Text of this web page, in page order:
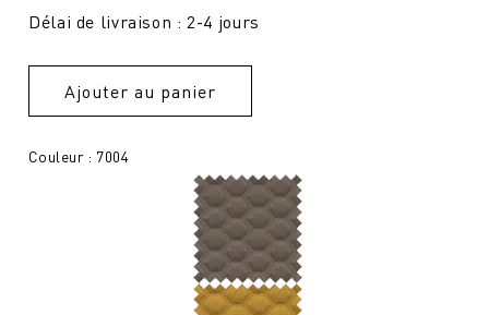
Délai de livraison : 2-4 jours
Ajouter au panier
Couleur : 7004